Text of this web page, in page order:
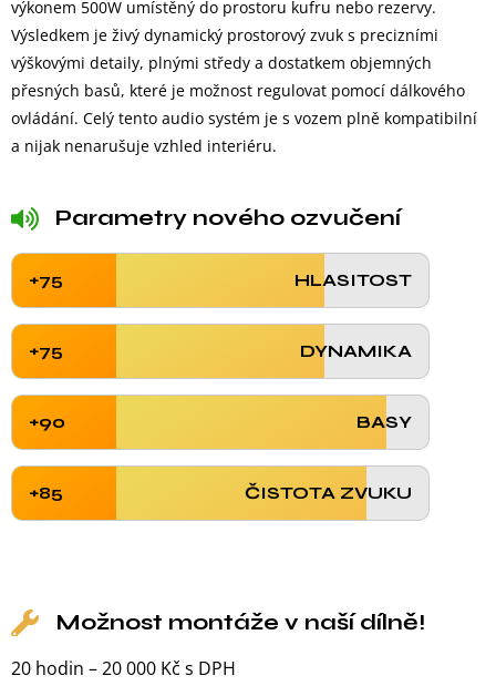
výkonem 500W umístěný do prostoru kufru nebo rezervy.
Výsledkem je živý dynamický prostorový zvuk s precizními
výškovými detaily, plnými středy a dostatkem objemných
přesných basů, které je možnost regulovat pomocí dálkového
ovládání. Celý tento audio systém je s vozem plně kompatibilní
a nijak nenarušuje vzhled interiéru.
Parametry nového ozvučení
HLASITOST
+75
DYNAMIKA
+75
BASY
+90
ČISTOTA ZVUKU
+85
Možnost montáže v naší dílně!
20 hodin – 20 000 Kč s DPH